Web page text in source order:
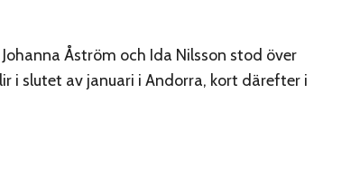
Åström och Ida Nilsson stod över
i slutet av januari i Andorra, kort därefter i